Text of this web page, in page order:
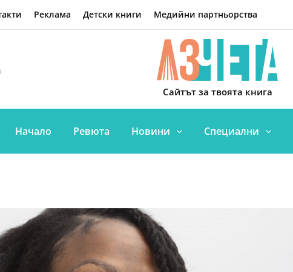
Реклама Детски книги Медийни партньорства
Сайтът за твоята книга
Начало Ревюта Новини Специални